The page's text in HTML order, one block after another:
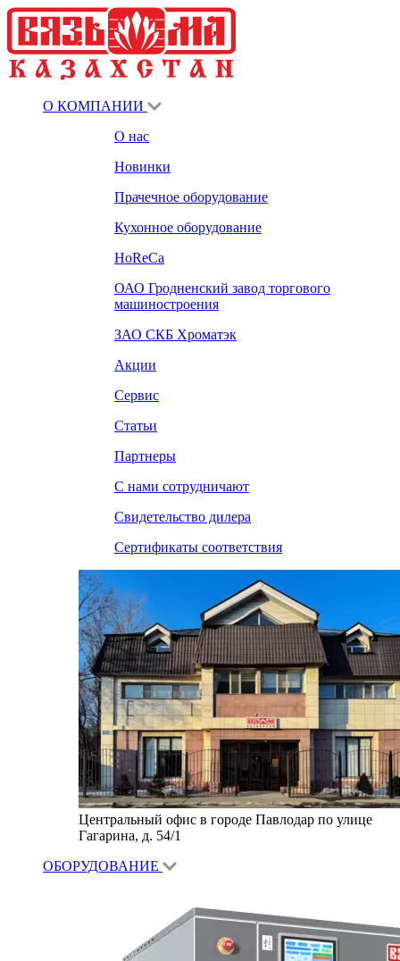
О КОМПАНИИ
О нас
Новинки
Прачечное оборудование
Кухонное оборудование
HoReCa
ОАО Гродненский завод торгового
машиностроения
ЗАО СКБ Хроматэк
Акции
Сервис
Статьи
Партнеры
С нами сотрудничают
Свидетельство дилера
Сертификаты соответствия
Центральный офис в городе Павлодар по улице
Гагарина, д. 54/1
ОБОРУДОВАНИЕ